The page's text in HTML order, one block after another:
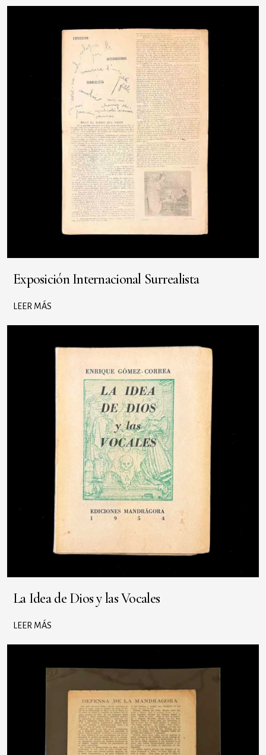
Exposición Internacional Surrealista
LEER MÁS
La Idea de Dios y las Vocales
LEER MÁS